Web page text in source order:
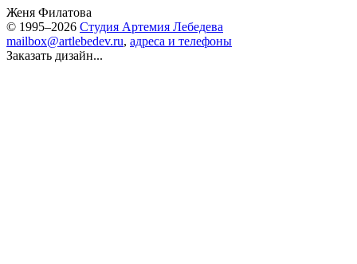
Женя Филатова
© 1995–2026 Студия Артемия Лебедева
mailbox@artlebedev.ru, адреса и телефоны
Заказать дизайн...